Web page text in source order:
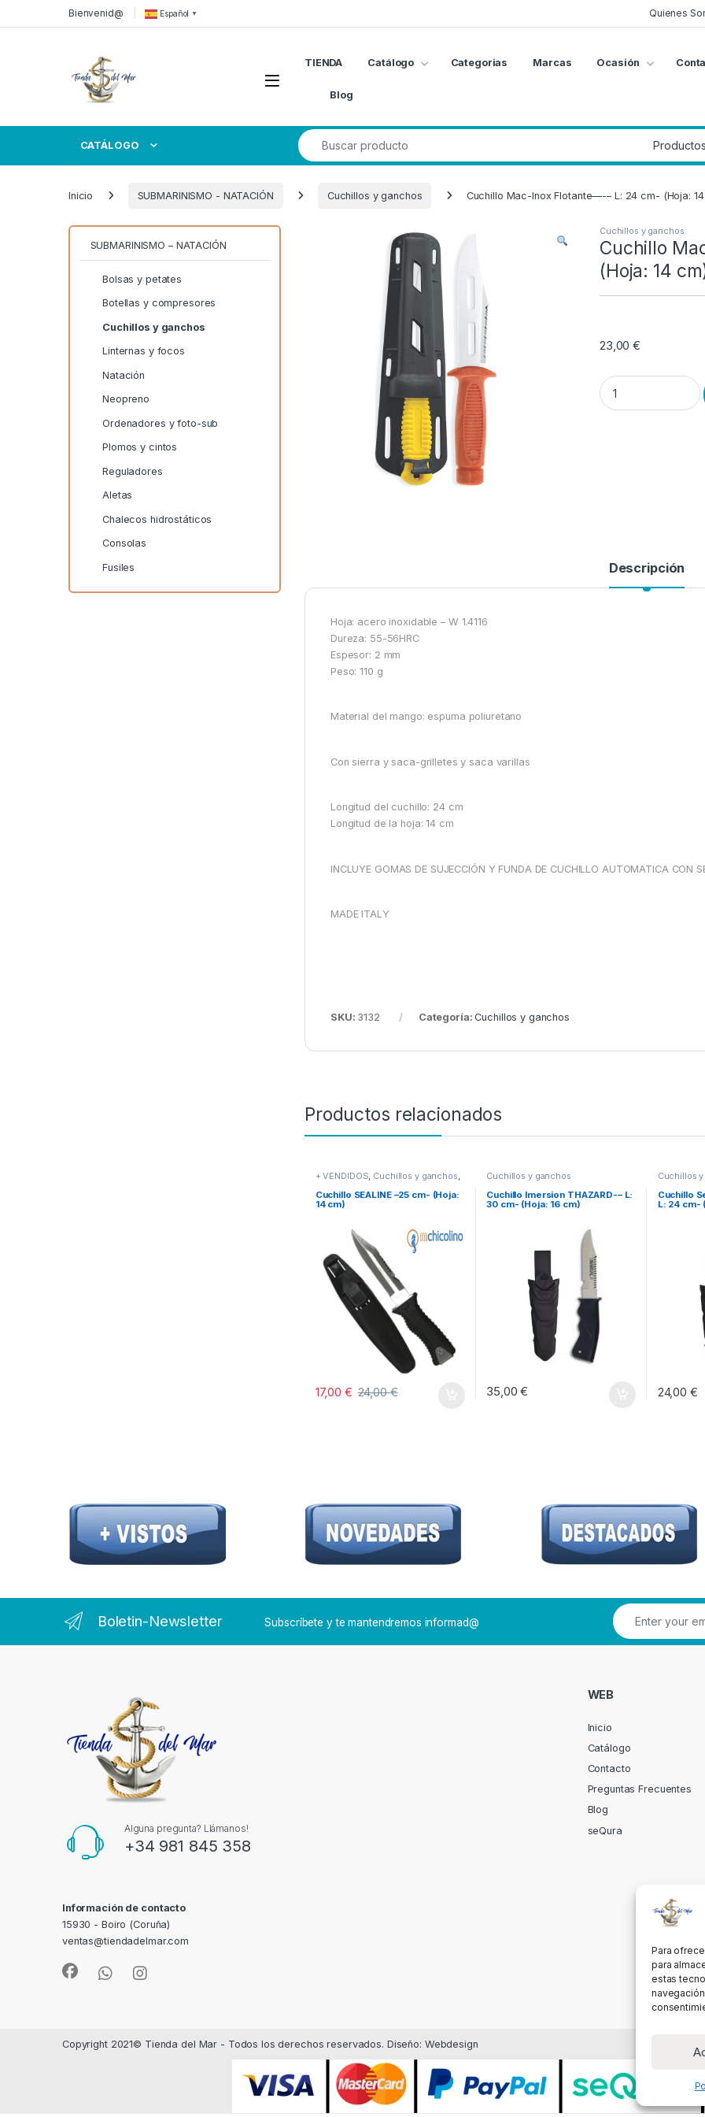
Para
para
estas
Skip to navigation
Skip to contentBienvenid@ Español ▼ Quienes
Open
TIENDA Catálogo Categorias Marcas Ocasión
Blog
CATÁLOGO
Search for:
Inicio SUBMARINISMO - NATACIÓN Cuchillos y ganchos Cuchillo Mac-Inox Flotante—-– L: 24 cm- (Hoja:
Cuchillos y ganchos
Cuchillo
(Hoja: 14
23,00€
Cuchillo Mac-Inox
Descripción
Hoja: acero inoxidable – W 1.4116
Dureza: 55-56HRC
Espesor: 2 mm
Peso: 110 g
Material del mango: espuma poliuretano
Con sierra y saca-grilletes y saca varillas
Longitud del cuchillo: 24 cm
Longitud de la hoja: 14 cm
INCLUYE GOMAS DE SUJECCIÓN Y FUNDA DE CUCHILLO AUTOMATICA CON
MADE ITALY
SKU: 3132 Categoría:Cuchillos y ganchos
Productos relacionados
+ VENDIDOS, Cuchillos y ganchos,
maniobra
Cuchillo SEALINE –25 cm- (Hoja:
14 cm)
17,00 € 24,00€
Cuchillos y ganchos
Cuchillo Imersion THAZARD-– L:
30 cm- (Hoja: 16 cm)
35,00€
Cuchillos
Cuchillo
L: 24 cm-
24,00 €
SUBMARINISMO – NATACIÓN
Bolsas y petates
Botellas y compresores
Cuchillos y ganchos
Linternas y focos
Natación
Neopreno
Ordenadores y foto-sub
Plomos y cintos
Reguladores
Aletas
Chalecos hidrostáticos
Consolas
Fusiles
Boletin-Newsletter Subscríbete y te mantendremos informad@
Alguna pregunta? Llámanos!
+34 981 845 358
Información de contacto
15930 - Boiro (Coruña)
ventas@tiendadelmar.com
WEB
Inicio
Catálogo
Contacto
Preguntas Frecuentes
Blog
seQura
Copyright 2021© Tienda del Mar - Todos los derechos reservados. Diseño: Webdesign